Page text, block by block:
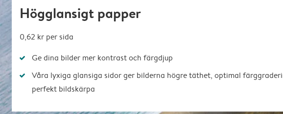
Högglansigt papper
0,62 kr per sida
Ge dina bilder mer kontrast och färgdjup
Våra lyxiga glansiga sidor ger bilderna högre täthet, optimal
perfekt bildskärpa